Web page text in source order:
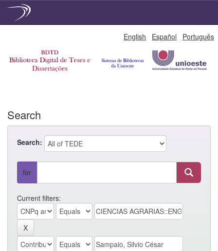
English Español Português
Search
Search:
for
Current filters: